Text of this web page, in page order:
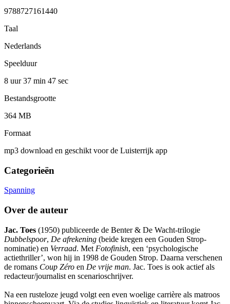
9788727161440
Taal
Nederlands
Speelduur
8 uur 37 min 47 sec
Bestandsgrootte
364 MB
Formaat
mp3 download en geschikt voor de Luisterrijk app
Categorieën
Spanning
Over de auteur
Jac. Toes (1950) publiceerde de Benter & De Wacht-trilogie
Dubbelspoor, De afrekening (beide kregen een Gouden Strop-
nominatie) en Verraad. Met Fotofinish, een ‘psychologische
actiethriller’, won hij in 1998 de Gouden Strop. Daarna verschenen
de romans Coup Zéro en De vrije man. Jac. Toes is ook actief als
redacteur/journalist en scenarioschrijver.
Na een rusteloze jeugd volgt een even woelige carrière als matroos